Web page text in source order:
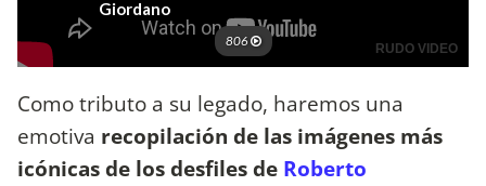
Como tributo a su legado, haremos una
emotiva recopilación de las imágenes más
icónicas de los desfiles de Roberto